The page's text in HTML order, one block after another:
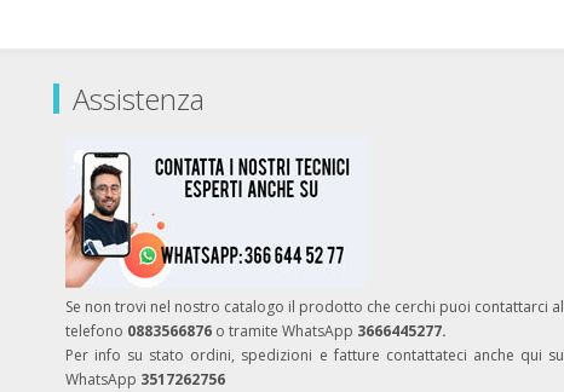
Assistenza
Se non trovi nel nostro catalogo il prodotto che cerchi puoi contattarci al
telefono 0883566876 o tramite WhatsApp 3666445277.
Per info su stato ordini, spedizioni e fatture contattateci anche qui su
WhatsApp 3517262756